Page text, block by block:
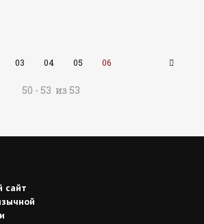
03 04 05 06
50 - 53 из 53
сайт